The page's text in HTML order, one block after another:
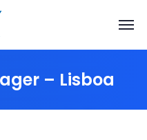
– Lisboa